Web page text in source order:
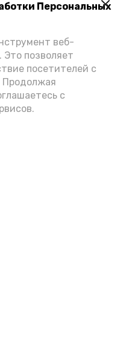
Персональных
веб-
позволяет
посетителей с
Продолжая
с
в Вконтакте